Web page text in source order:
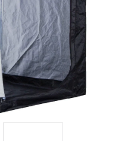
AGB
Blog
Impressum